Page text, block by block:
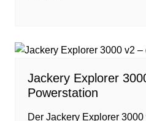
Jackery Explorer
Powerstation
Der Jackery Explorer